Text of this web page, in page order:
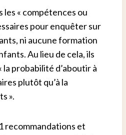
les « compétences ou
pour enquêter sur
ni aucune formation
Au lieu de cela, ils
probabilité d’aboutir à
plutôt qu’à la
».
recommandations et